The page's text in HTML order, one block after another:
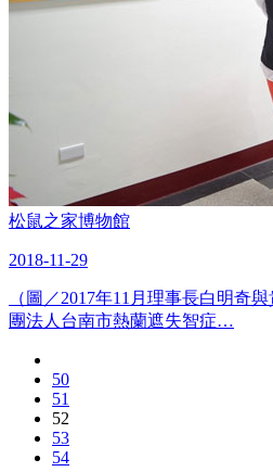
松鼠之家博物館
2018-11-29
（圖／2017年11月理事長白明奇
團法人台南市熱蘭遮失智症…
50
51
52
53
54